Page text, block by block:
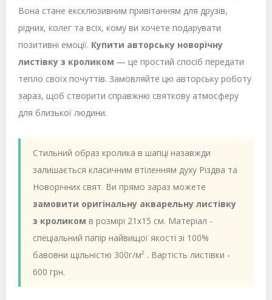
Вона стане ексклюзивним привітанням для друзів,
рідних, колег та всіх, кому ви хочете подарувати
позитивні емоції. Купити авторську новорічну
листівку з кроликом — це простий спосіб передати
тепло своїх почуттів. Замовляйте цю авторську роботу
зараз, щоб створити справжню святкову атмосферу
для близької людини.
Стильний образ кролика в шапці назавжди
залишається класичним втіленням духу Різдва та
Новорічних свят. Ви прямо зараз можете
замовити оригінальну акварельну листівку
з кроликом в розмірі 21х15 см. Матеріал -
спеціальний папір найвищої якості зі 100%
бавовни щільністю 300г/м² . Вартість листівки -
600 грн.